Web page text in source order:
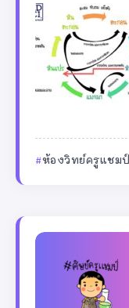
ห้องวิทย์ครูแชมป์